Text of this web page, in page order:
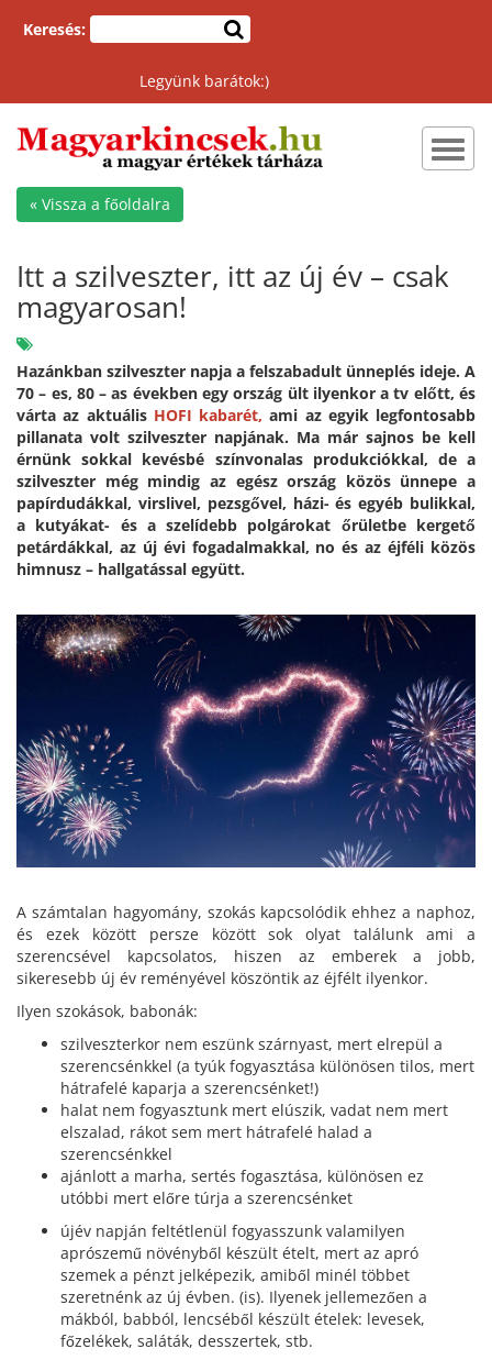
Keresés:
Legyünk barátok:)
« Vissza a főoldalra
Itt a szilveszter, itt az új év – csak
magyarosan!
Hazánkban szilveszter napja a felszabadult ünneplés ideje. A
70 – es, 80 – as években egy ország ült ilyenkor a tv előtt, és
várta az aktuális HOFI kabarét, ami az egyik legfontosabb
pillanata volt szilveszter napjának. Ma már sajnos be kell
érnünk sokkal kevésbé színvonalas produkciókkal, de a
szilveszter még mindig az egész ország közös ünnepe a
papírdudákkal, virslivel, pezsgővel, házi- és egyéb bulikkal,
a kutyákat- és a szelídebb polgárokat őrületbe kergető
petárdákkal, az új évi fogadalmakkal, no és az éjféli közös
himnusz – hallgatással együtt.
A számtalan hagyomány, szokás kapcsolódik ehhez a naphoz,
és ezek között persze között sok olyat találunk ami a
szerencsével kapcsolatos, hiszen az emberek a jobb,
sikeresebb új év reményével köszöntik az éjfélt ilyenkor.
Ilyen szokások, babonák:
szilveszterkor nem eszünk szárnyast, mert elrepül a
szerencsénkkel (a tyúk fogyasztása különösen tilos, mert
hátrafelé kaparja a szerencsénket!)
halat nem fogyasztunk mert elúszik, vadat nem mert
elszalad, rákot sem mert hátrafelé halad a
szerencsénkkel
ajánlott a marha, sertés fogasztása, különösen ez
utóbbi mert előre túrja a szerencsénket
újév napján feltétlenül fogyasszunk valamilyen
aprószemű növényből készült ételt, mert az apró
szemek a pénzt jelképezik, amiből minél többet
szeretnénk az új évben. (is). Ilyenek jellemezően a
mákból, babból, lencséből készült ételek: levesek,
főzelékek, saláták, desszertek, stb.